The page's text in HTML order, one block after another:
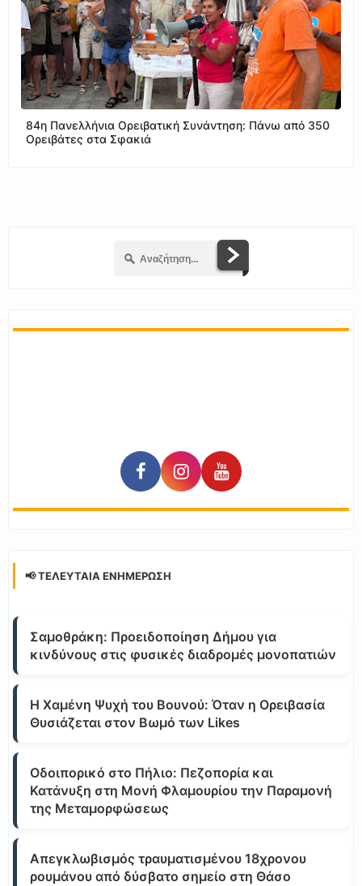
84η Πανελλήνια Ορειβατική Συνάντηση: Πάνω από 350
Ορειβάτες στα Σφακιά
📢 ΤΕΛΕΥΤΑΊΑ ΕΝΗΜΈΡΩΣΗ
Σαμοθράκη: Προειδοποίηση Δήμου για
κινδύνους στις φυσικές διαδρομές μονοπατιών
Η Χαμένη Ψυχή του Βουνού: Όταν η Ορειβασία
Θυσιάζεται στον Βωμό των Likes
Οδοιπορικό στο Πήλιο: Πεζοπορία και
Κατάνυξη στη Μονή Φλαμουρίου την Παραμονή
της Μεταμορφώσεως
Απεγκλωβισμός τραυματισμένου 18χρονου
ρουμάνου από δύσβατο σημείο στη Θάσο